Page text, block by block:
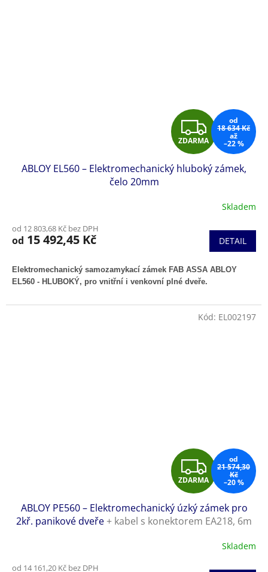
Z
D
A
R
M
A
ZDARMA
od
18 634 Kč
až
–22 %
ABLOY EL560 – Elektromechanický hluboký zámek,
čelo 20mm
Skladem
od 12 803,68 Kč bez DPH
od 15 492,45 Kč DETAIL
Elektromechanický samozamykací zámek FAB ASSA ABLOY
EL560 - HLUBOKÝ, pro vnitřní i venkovní plné dveře.
Z
D
A
R
ZDARMA
od
21 574,30
Kč
–20 %
ABLOY PE560 – Elektromechanický úzký zámek pro
2kř. panikové dveře+ kabel s konektorem EA218, 6m
Skladem
od 14 161,20 Kč bez DPH
Kód: EL002197